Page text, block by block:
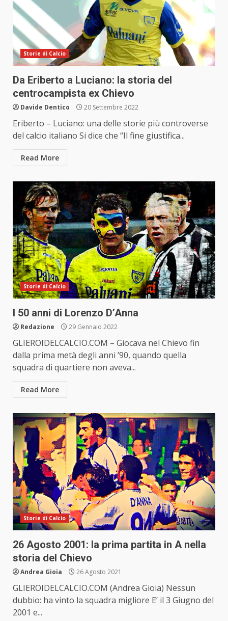
Storie di Calcio
Da Eriberto a Luciano: la storia del
centrocampista ex Chievo
Davide Dentico 20 Settembre 2022
Eriberto – Luciano: una delle storie più controverse
del calcio italiano Si dice che “Il fine giustifica...
Read More
Storie di Calcio
I 50 anni di Lorenzo D’Anna
Redazione 29 Gennaio 2022
GLIEROIDELCALCIO.COM – Giocava nel Chievo fin
dalla prima metà degli anni ’90, quando quella
squadra di quartiere non aveva...
Read More
Storie di Calcio
26 Agosto 2001: la prima partita in A nella
storia del Chievo
Andrea Gioia 26 Agosto 2021
GLIEROIDELCALCIO.COM (Andrea Gioia) Nessun
dubbio: ha vinto la squadra migliore E’ il 3 Giugno del
2001 e...